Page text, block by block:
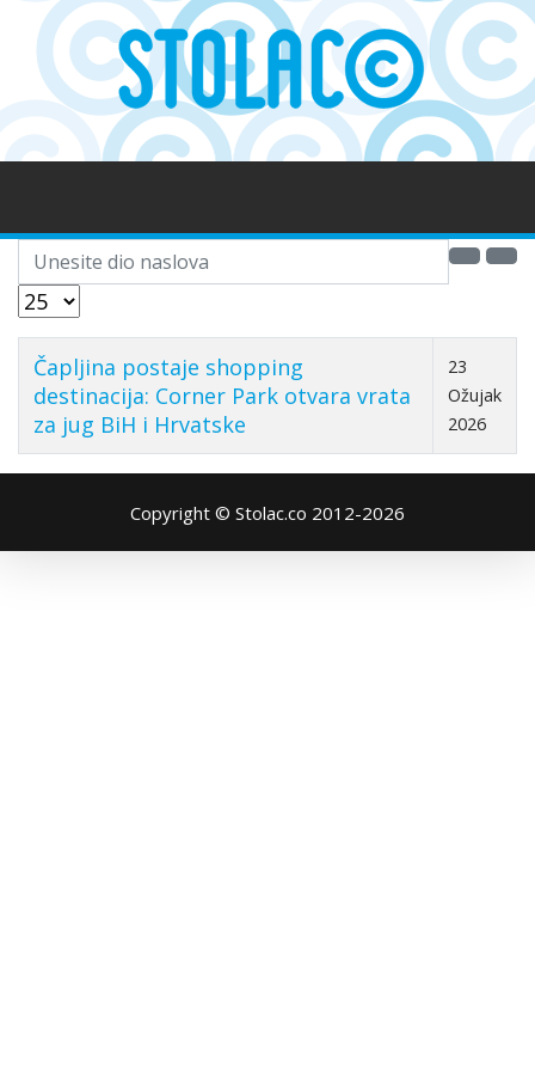
Unesite dio naslova
Prikaz #
Čapljina postaje shopping
destinacija: Corner Park otvara vrata
za jug BiH i Hrvatske
23
Ožujak
2026
Copyright © Stolac.co 2012-2026